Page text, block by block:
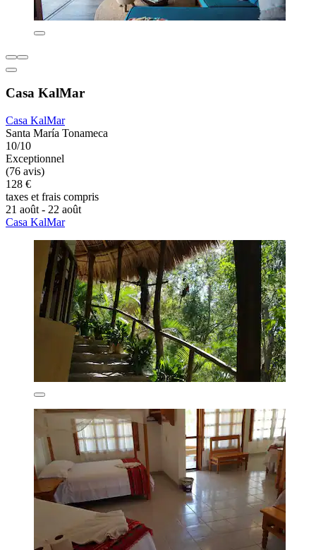
Casa KalMar
Casa KalMar
Santa María Tonameca
10/10
Exceptionnel
(76 avis)
128 €
taxes et frais compris
21 août - 22 août
Casa KalMar